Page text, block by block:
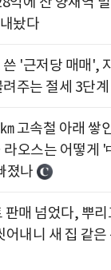
놨다
'근저당 매매',
주는 절세 3단계
고속철 아래 쌓
오스는 어떻게 '
졌나
판매 넘었다, 뿌
어내니 새 집 같은